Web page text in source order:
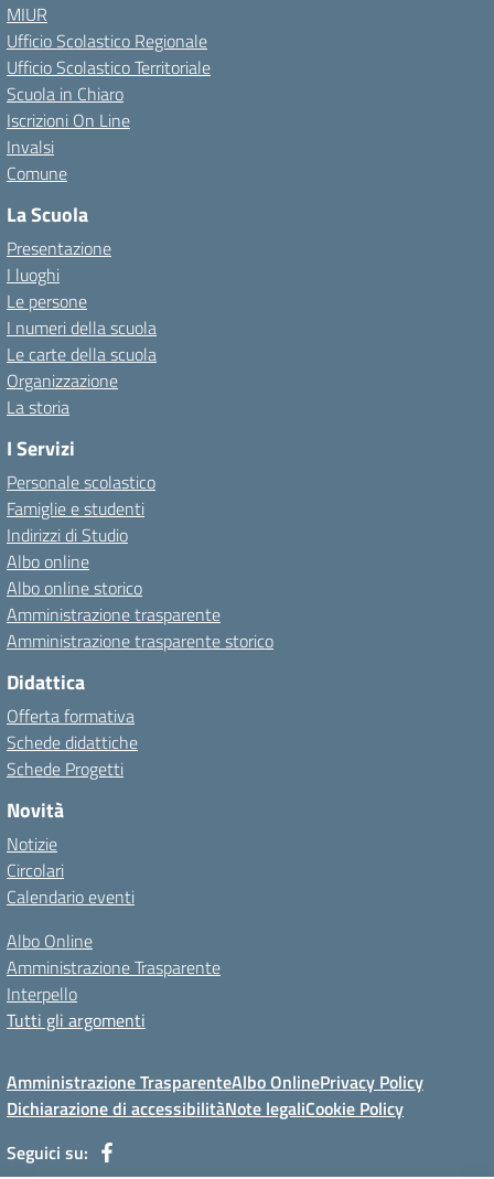
MIUR
Ufficio Scolastico Regionale
Ufficio Scolastico Territoriale
Scuola in Chiaro
Iscrizioni On Line
Invalsi
Comune
La Scuola
Presentazione
I luoghi
Le persone
I numeri della scuola
Le carte della scuola
Organizzazione
La storia
I Servizi
Personale scolastico
Famiglie e studenti
Indirizzi di Studio
Albo online
Albo online storico
Amministrazione trasparente
Amministrazione trasparente storico
Didattica
Offerta formativa
Schede didattiche
Schede Progetti
Novità
Notizie
Circolari
Calendario eventi
Albo Online
Amministrazione Trasparente
Interpello
Tutti gli argomenti
Amministrazione TrasparenteAlbo OnlinePrivacy Policy
Dichiarazione di accessibilitàNote legaliCookie Policy
Seguici su: